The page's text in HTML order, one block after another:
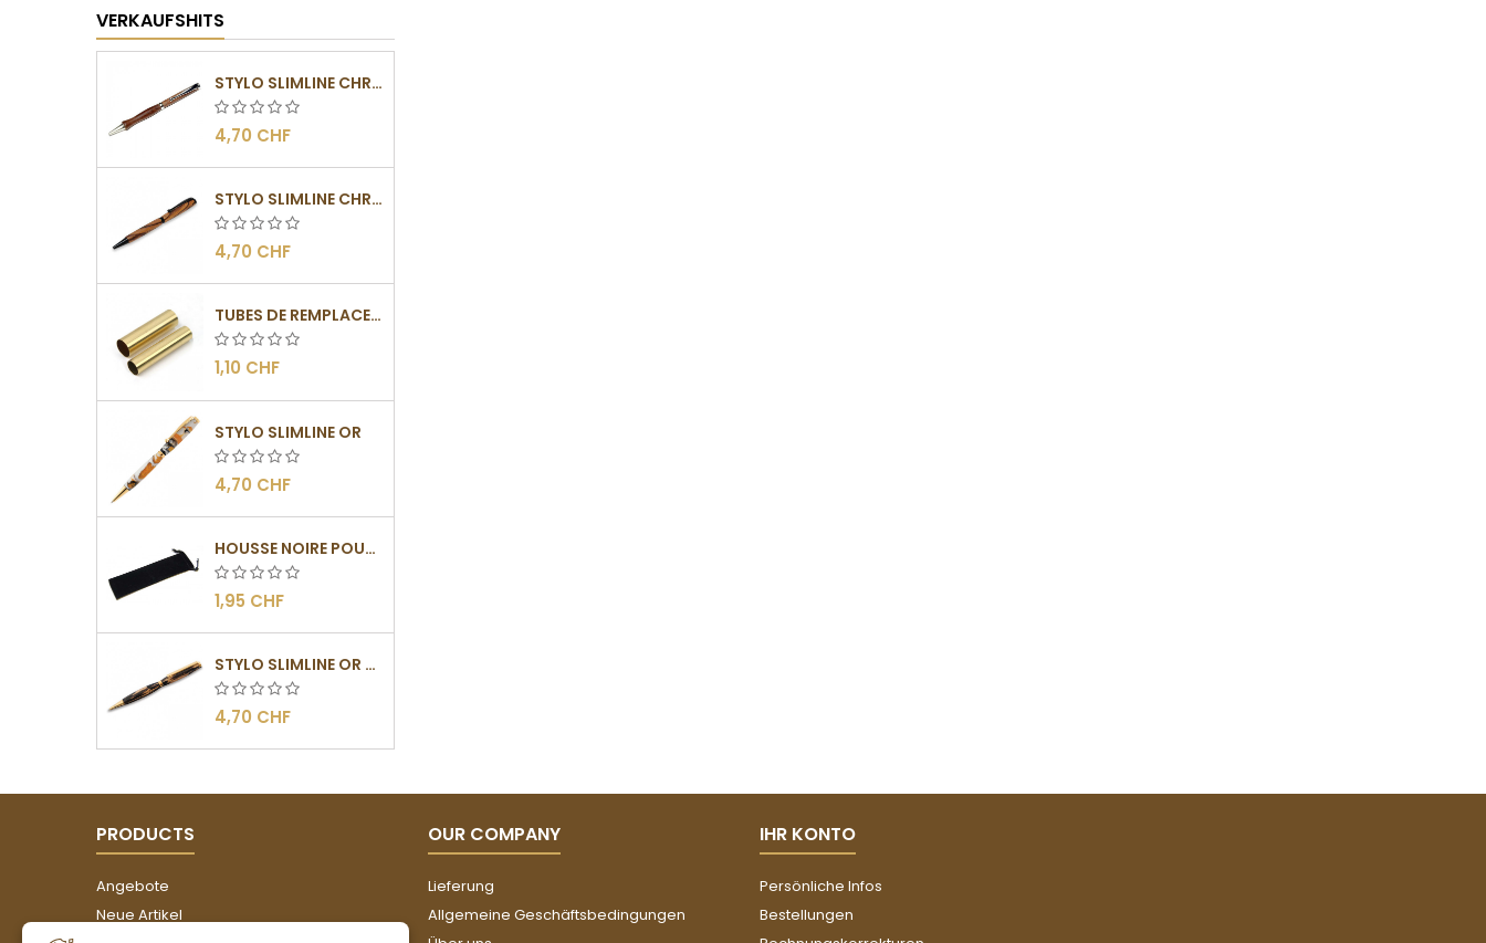
VERKAUFSHITS
STYLO SLIMLINE CHROMÉ
4,70 CHF
STYLO SLIMLINE CHROMÉ NOIR
4,70 CHF
TUBES DE REMPLACEMENT POUR MÉCANISMES SLIMLINE
1,10 CHF
STYLO SLIMLINE OR
4,70 CHF
HOUSSE NOIRE POUR STYLOS
1,95 CHF
STYLO SLIMLINE OR - BARRETTE PLATE
4,70 CHF
PRODUCTS
Angebote
Neue Artikel
OUR COMPANY
Lieferung
Allgemeine Geschäftsbedingungen
IHR KONTO
Persönliche Infos
Bestellungen